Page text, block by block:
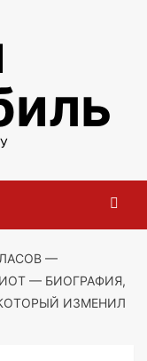
—
— БИОГРАФИЯ,
ИЗМЕНИЛ